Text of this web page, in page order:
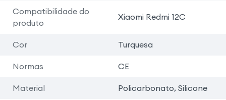
Compatibilidade do
produto
Xiaomi Redmi 12C
Cor Turquesa
Normas CE
Material Policarbonato, Silicone